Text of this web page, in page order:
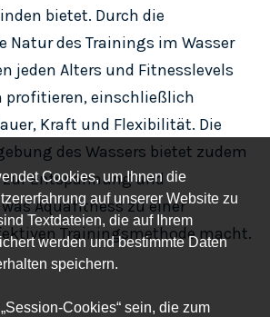
Cookies, um Ihnen die
auf unserer Website zu
Textdateien, die auf Ihrem
werden und bestimmte Daten
speichern.
Cookies“ sein, die zum
bietet. Durch die
Natur des Trainings im Wasser
jeden Alters und Fitnesslevels
profitieren, einschließlich
Kraft und Flexibilität. Die
des Wassers bietet zudem
Entspannung und
Aquafitness zu einer
Trainingsmethode macht.